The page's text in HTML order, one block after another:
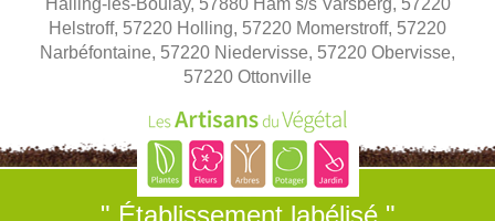
Helstroff, 57220 Holling, 57220 Momerstroff, 57220
Narbéfontaine, 57220 Niedervisse, 57220 Obervisse,
57220 Ottonville
" Établissement labélisé "